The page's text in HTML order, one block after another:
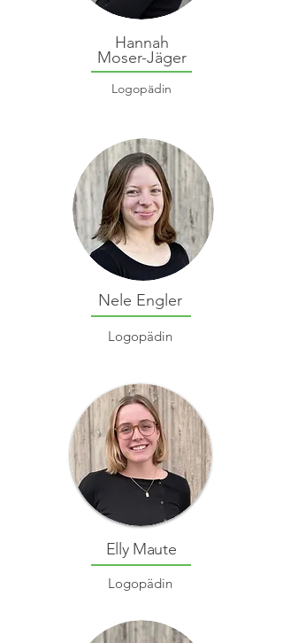
Hannah
Moser-Jäger
Logopädin
Nele Engler
Logopädin
Elly Maute
Logopädin